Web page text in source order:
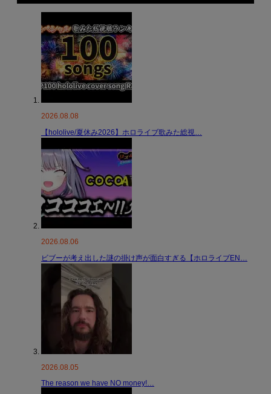
2026.08.08
【hololive/夏休み2026】ホロライブ歌みた総視…
2026.08.06
ビブーが考え出した謎の掛け声が面白すぎる【ホロライブEN…
2026.08.05
The reason we have NO money!…